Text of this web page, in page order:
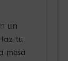
un
tu
mesa